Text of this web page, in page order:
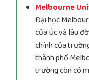
Melbourne
Đại học
của Úc và lâu
chính của
thành phố
trường còn có